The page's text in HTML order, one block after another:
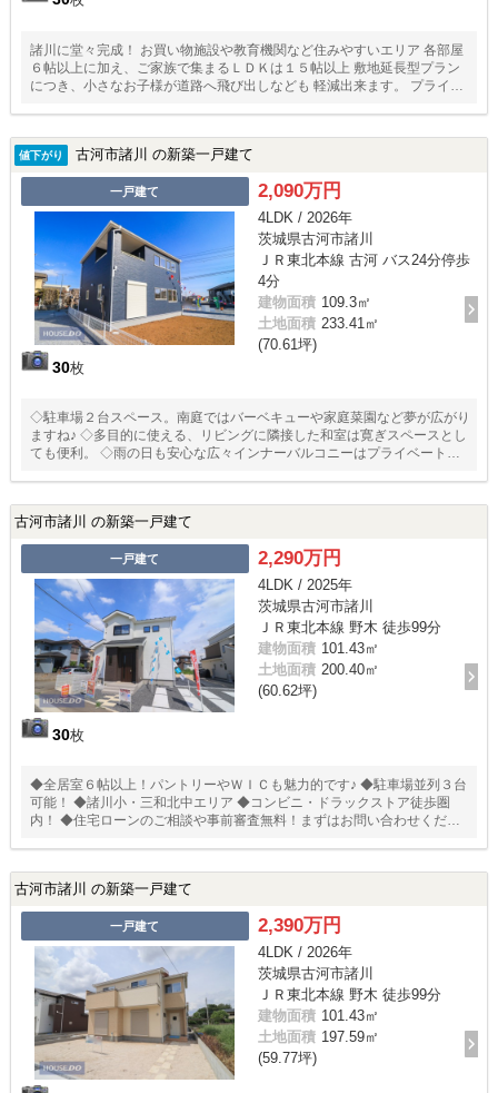
諸川に堂々完成！ お買い物施設や教育機関など住みやすいエリア 各部屋
６帖以上に加え、ご家族で集まるＬＤＫは１５帖以上 敷地延長型プラン
につき、小さなお子様が道路へ飛び出しなども 軽減出来ます。 プライバ
値下がり 古河市諸川 の新築一戸建て
一戸建て
30枚
2,090万円
4LDK / 2026年
茨城県古河市諸川
ＪＲ東北本線 古河 バス24分停歩
4分
建物面積 109.3㎡
土地面積 233.41㎡
(70.61坪)
◇駐車場２台スペース。南庭ではバーベキューや家庭菜園など夢が広がり
ますね♪ ◇多目的に使える、リビングに隣接した和室は寛ぎスペースとし
ても便利。 ◇雨の日も安心な広々インナーバルコニーはプライベート空
古河市諸川 の新築一戸建て
一戸建て
30枚
2,290万円
4LDK / 2025年
茨城県古河市諸川
ＪＲ東北本線 野木 徒歩99分
建物面積 101.43㎡
土地面積 200.40㎡
(60.62坪)
◆全居室６帖以上！パントリーやＷＩＣも魅力的です♪ ◆駐車場並列３台
可能！ ◆諸川小・三和北中エリア ◆コンビニ・ドラックストア徒歩圏
内！ ◆住宅ローンのご相談や事前審査無料！まずはお問い合わせくださ
古河市諸川 の新築一戸建て
一戸建て 2,390万円
4LDK / 2026年
茨城県古河市諸川
ＪＲ東北本線 野木 徒歩99分
建物面積 101.43㎡
土地面積 197.59㎡
(59.77坪)